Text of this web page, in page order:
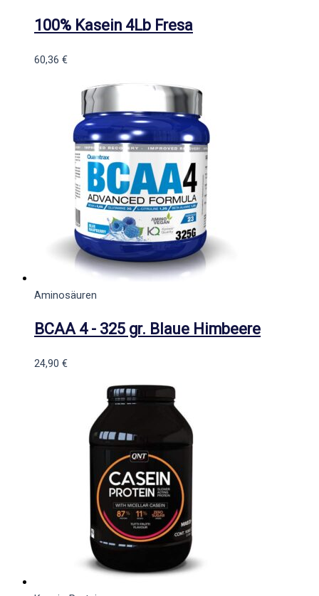
100% Kasein 4Lb Fresa
60,36 €
Aminosäuren
BCAA 4 - 325 gr. Blaue Himbeere
24,90 €